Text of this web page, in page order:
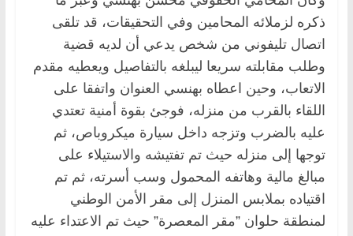
ذكره لزملائه المحامين وفي التحقيقات، قد تلقى
اتصال تليفوني من شخص يدعي أن لديه قضية
وطلب مقابلته سريعا ليبلغه بالتفاصيل ويعطيه مقدم
الاتعاب، وحين اعطاه بهنسي العنوان واتفقا على
اللقاء بالقرب من منزله، فوجئ بقوة أمنية تعتدي
عليه بالضرب وتزجه داخل سيارة ميكروباص، ثم
توجها إلى منزله حيث تم تفتيشه والاستيلاء على
مبالغ مالية وهاتفه المحمول وسب أسرته، ثم تم
اقتياده بملابس المنزل إلى مقر الأمن الوطني
لمنطقة حلوان ”مقر المعصرة” حيث تم الاعتداء عليه